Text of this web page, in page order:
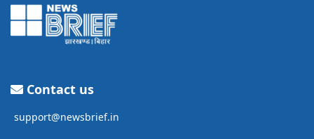
Contact us
support@newsbrief.in